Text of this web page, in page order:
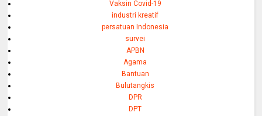
Vaksin Covid-19
industri kreatif
persatuan Indonesia
survei
APBN
Agama
Bantuan
Bulutangkis
DPR
DPT